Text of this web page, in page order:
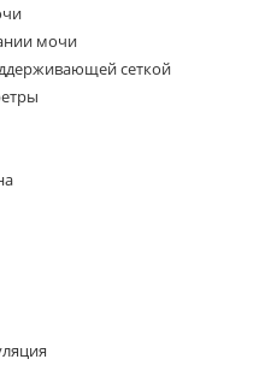
мочи
сеткой